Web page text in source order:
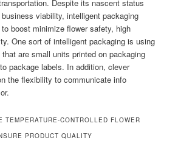
Despite its nascent status
viability, intelligent packaging
boost minimize flower safety, high
One sort of intelligent packaging is using
are small units printed on packaging
package labels. In addition, clever
the flexibility to communicate info
TEMPERATURE-CONTROLLED FLOWER
PRODUCT QUALITY